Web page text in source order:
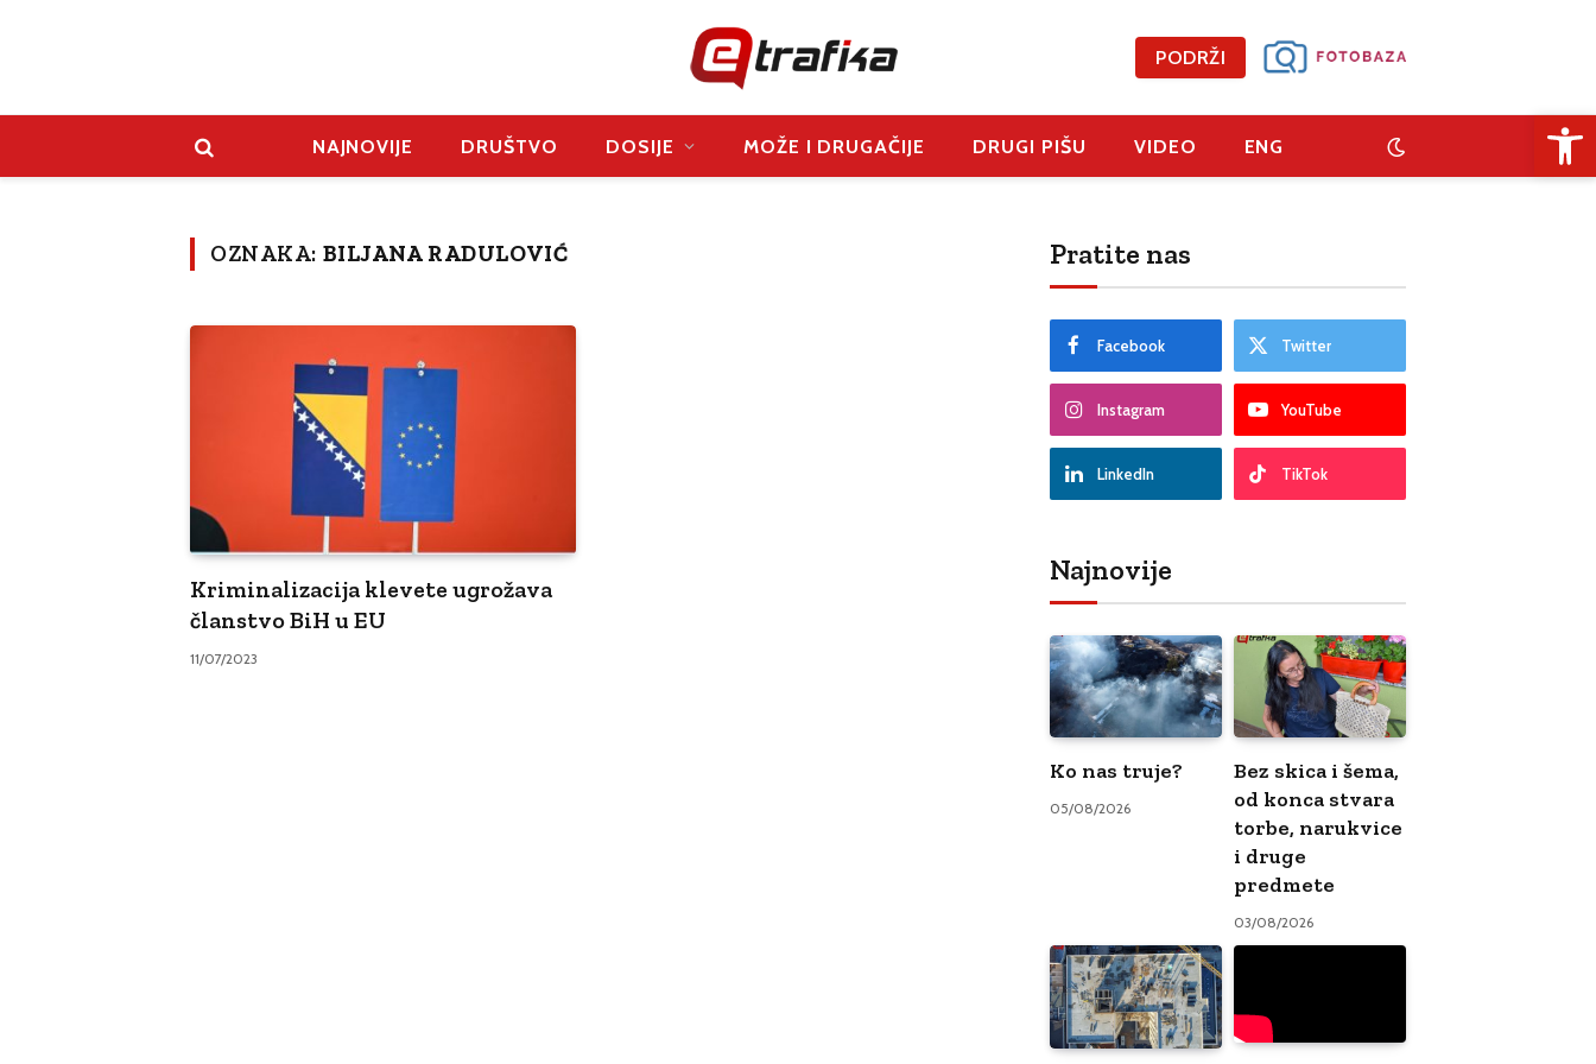
PODRŽI
NAJNOVIJE DRUŠTVO DOSIJE MOŽE I DRUGAČIJE DRUGI PIŠU VIDEO ENG
OZNAKA: BILJANA RADULOVIĆ
Kriminalizacija klevete ugrožava
članstvo BiH u EU
11/07/2023
Pratite nas
Facebook Twitter
Instagram YouTube
LinkedIn TikTok
Najnovije
Ko nas truje?
05/08/2026
Bez skica i šema,
od konca stvara
torbe, narukvice
i druge
predmete
03/08/2026